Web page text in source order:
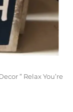
” Relax You’re